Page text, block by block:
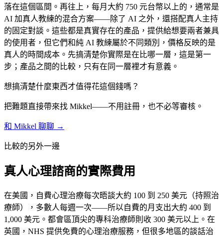
落在這個區間。再往上，每月大約 750 元台幣以上的，通常是
AI 加真人教練的混合方案——除了 AI 之外，還搭配真人主持
的固定對談。這些都是真實存在的產品，提供給想要兩者兼具
的使用者，但它們和純 AI 教練屬於不同類別，價格反映的是
真人的時間成本。先搞清楚你實際是在比哪一層，這是第一
步；產品之間的比較，只有在同一層裡才有意義。
想搞清楚什麼東西才值得花這個錢嗎？
把難題直接帶來找 Mikkel——不用註冊，也不必等審核。
和 Mikkel 聊聊 →
比較的另外一邊
真人心理諮商的實際費用
在美國，自費心理治療每次晤談大約 100 到 250 美元（持照治
療師），多數人每週一次——所以自費的月支出大約 400 到
1,000 美元。都會區頂尖的專科治療師則收 300 美元以上。在
英國，NHS 提供免費的心理治療服務，但很多地區的談話治